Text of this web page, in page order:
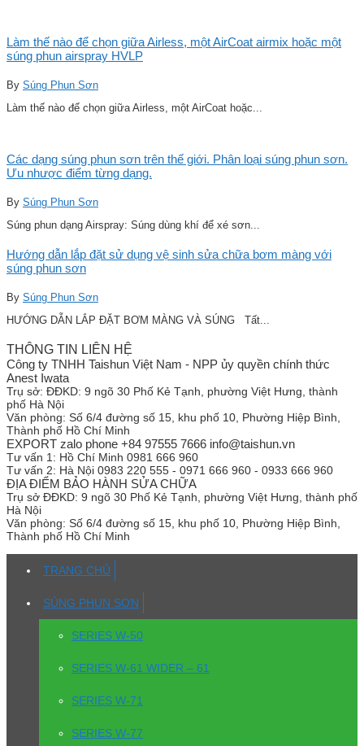
Làm thế nào để chọn giữa Airless, một AirCoat airmix hoặc một
súng phun airspray HVLP
By Súng Phun Sơn
Làm thế nào để chọn giữa Airless, một AirCoat hoặc...
Các dạng súng phun sơn trên thế giới. Phân loại súng phun sơn.
Ưu nhược điểm từng dạng.
By Súng Phun Sơn
Súng phun dạng Airspray: Súng dùng khí để xé sơn...
Hướng dẫn lắp đặt sử dụng vệ sinh sửa chữa bơm màng với
súng phun sơn
By Súng Phun Sơn
HƯỚNG DẪN LẮP ĐẶT BƠM MÀNG VÀ SÚNG Tất...
THÔNG TIN LIÊN HỆ
Công ty TNHH Taishun Việt Nam - NPP ủy quyền chính thức
Anest Iwata
Trụ sở: ĐĐKD: 9 ngõ 30 Phố Kẻ Tạnh, phường Việt Hưng, thành
phố Hà Nội
Văn phòng: Số 6/4 đường số 15, khu phố 10, Phường Hiệp Bình,
Thành phố Hồ Chí Minh
EXPORT zalo phone +84 97555 7666 info@taishun.vn
Tư vấn 1: Hồ Chí Minh 0981 666 960
Tư vấn 2: Hà Nội 0983 220 555 - 0971 666 960 - 0933 666 960
ĐỊA ĐIỂM BẢO HÀNH SỬA CHỮA
Trụ sở ĐĐKD: 9 ngõ 30 Phố Kẻ Tạnh, phường Việt Hưng, thành phố
Hà Nội
Văn phòng: Số 6/4 đường số 15, khu phố 10, Phường Hiệp Bình,
Thành phố Hồ Chí Minh
TRANG CHỦ
SÚNG PHUN SƠN
SERIES W-50
SERIES W-61 WIDER – 61
SERIES W-71
SERIES W-77